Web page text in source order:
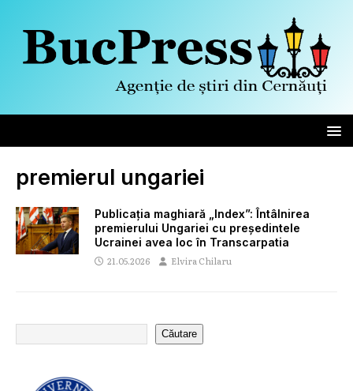
premierul ungariei
Publicația maghiară „Index”: Întâlnirea
premierului Ungariei cu președintele
Ucrainei avea loc în Transcarpatia
21.05.2026 Elvira Chilaru
Căutare